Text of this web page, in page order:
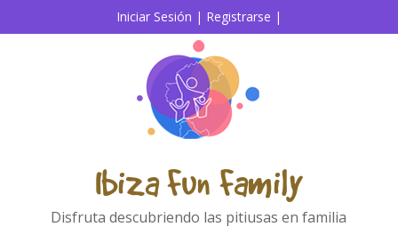
al
Iniciar Sesión | Registrarse |
Ibiza Fun Family
Disfruta descubriendo las pitiusas en familia